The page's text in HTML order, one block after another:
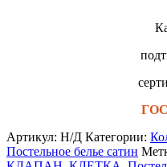
Артикул: Н/Д Категории:
Постельное белье сатин